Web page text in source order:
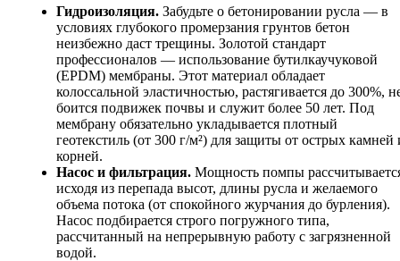
Гидроизоляция. Забудьте о бетонировании русла — в
условиях глубокого промерзания грунтов бетон
неизбежно даст трещины. Золотой стандарт
профессионалов — использование бутилкаучуковой
(EPDM) мембраны. Этот материал обладает
колоссальной эластичностью, растягивается до 300%,
боится подвижек почвы и служит более 50 лет. Под
мембрану обязательно укладывается плотный
геотекстиль (от 300 г/м²) для защиты от острых камней
корней.
Насос и фильтрация. Мощность помпы
исходя из перепада высот, длины русла и желаемого
объема потока (от спокойного журчания до бурления).
Насос подбирается строго погружного типа,
рассчитанный на непрерывную работу с загрязненной
водой.